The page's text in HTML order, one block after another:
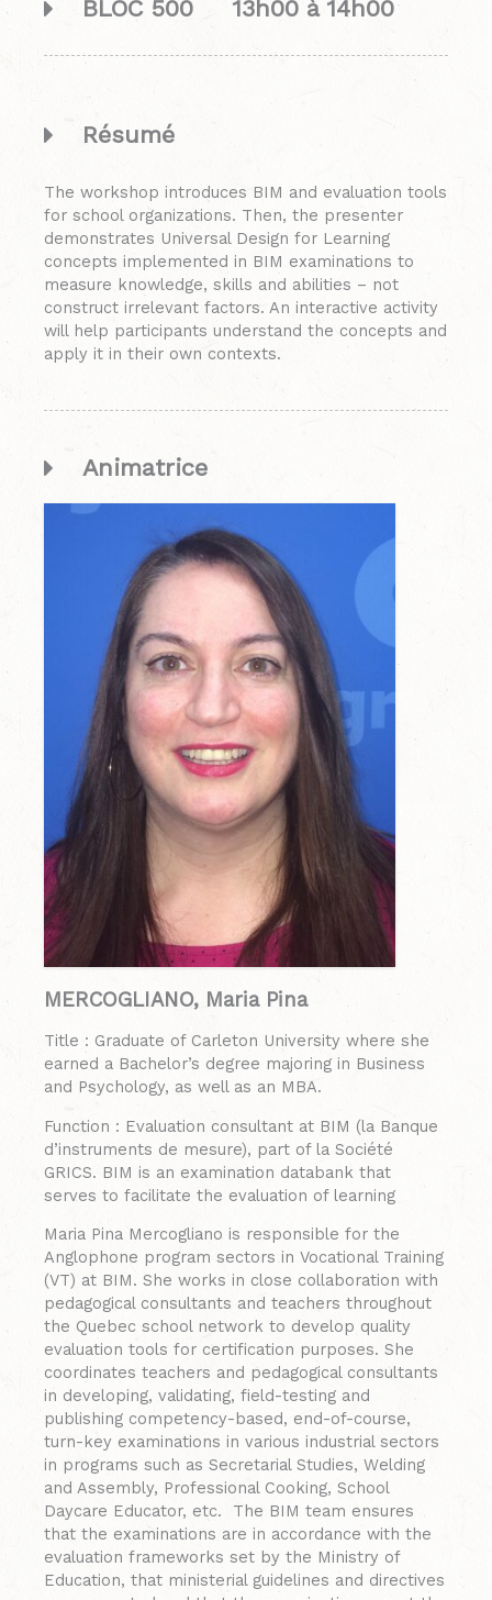
BLOC 500 13h00 à 14h00
Résumé
The workshop introduces BIM and evaluation tools
for school organizations. Then, the presenter
demonstrates Universal Design for Learning
concepts implemented in BIM examinations to
measure knowledge, skills and abilities – not
construct irrelevant factors. An interactive activity
will help participants understand the concepts and
apply it in their own contexts.
Animatrice
MERCOGLIANO, Maria Pina
Title : Graduate of Carleton University where she
earned a Bachelor’s degree majoring in Business
and Psychology, as well as an MBA.
Function : Evaluation consultant at BIM (la Banque
d’instruments de mesure), part of la Société
GRICS. BIM is an examination databank that
serves to facilitate the evaluation of learning
Maria Pina Mercogliano is responsible for the
Anglophone program sectors in Vocational Training
(VT) at BIM. She works in close collaboration with
pedagogical consultants and teachers throughout
the Quebec school network to develop quality
evaluation tools for certification purposes. She
coordinates teachers and pedagogical consultants
in developing, validating, field-testing and
publishing competency-based, end-of-course,
turn-key examinations in various industrial sectors
in programs such as Secretarial Studies, Welding
and Assembly, Professional Cooking, School
Daycare Educator, etc. The BIM team ensures
that the examinations are in accordance with the
evaluation frameworks set by the Ministry of
Education, that ministerial guidelines and directives